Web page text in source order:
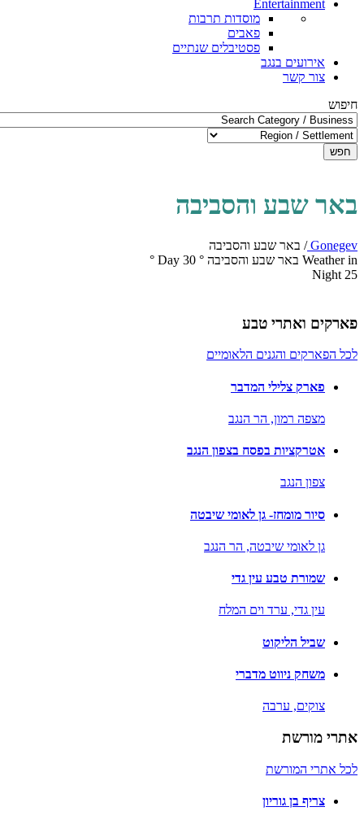
Entertainment
מוסדות תרבות
פאבים
פסטיבלים שנתיים
אירועים בנגב
צור קשר
חיפוש
חפש
באר שבע והסביבה
Gonegev
/ באר שבע והסביבה
Weather in באר שבע והסביבה
°
30
Day
°
25
Night
פארקים ואתרי טבע
לכל הפארקים והגנים הלאומיים
פארק צלילי המדבר
מצפה רמון, הר הנגב
אטרקציות בפסח בצפון הנגב
צפון הנגב
סיור מומחז- גן לאומי שיבטה
גן לאומי שיבטה, הר הנגב
שמורת טבע עין גדי
עין גדי, ערד וים המלח
שביל הליקוט
משחק ניווט מדברי
צוקים, ערבה
אתרי מורשת
לכל אתרי המורשת
צריף בן גוריון